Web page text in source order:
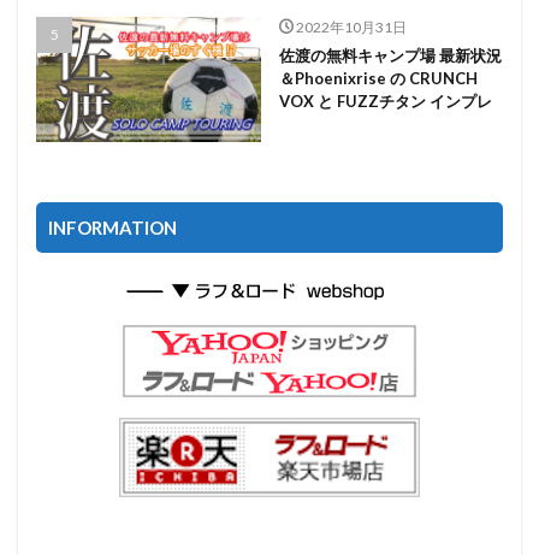
2022年10月31日
佐渡の無料キャンプ場 最新状況
＆Phoenixrise の CRUNCH
VOX と FUZZチタン インプレ
INFORMATION